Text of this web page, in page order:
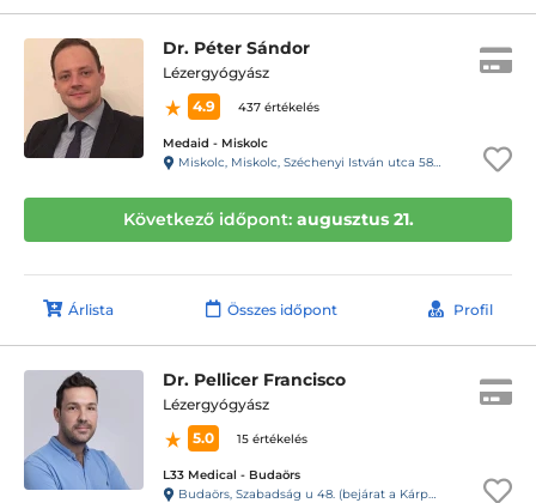
Dr. Péter Sándor
Lézergyógyász
4.9
437 értékelés
Medaid - Miskolc
Miskolc, Miskolc, Széchenyi István utca 58. 1/1.
Következő időpont: augusztus 21.
Árlista Összes időpont Profil
Dr. Pellicer Francisco
Lézergyógyász
5.0
15 értékelés
L33 Medical - Budaörs
Budaörs, Szabadság u 48. (bejárat a Kárpát u. 1. felől)